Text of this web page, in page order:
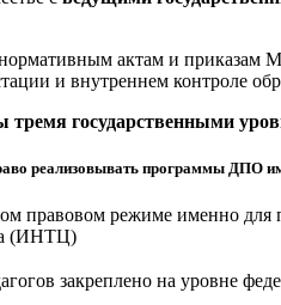
актам и
и внутреннем контроле
тремя государственными
реализовывать программы ДПО
правовом режиме именно для
(ИНТЦ)
закреплено на уровне